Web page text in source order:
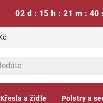
02 d : 15 h : 21 m : 39
Křesla a židle Polstry a